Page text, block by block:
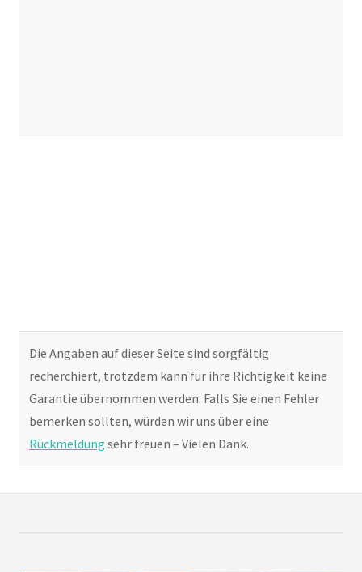
Die Angaben auf dieser Seite sind sorgfältig
recherchiert, trotzdem kann für ihre Richtigkeit keine
Garantie übernommen werden. Falls Sie einen Fehler
bemerken sollten, würden wir uns über eine
Rückmeldung sehr freuen – Vielen Dank.